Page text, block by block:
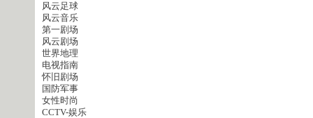
风云足球
风云音乐
第一剧场
风云剧场
世界地理
电视指南
怀旧剧场
国防军事
女性时尚
CCTV-娱乐